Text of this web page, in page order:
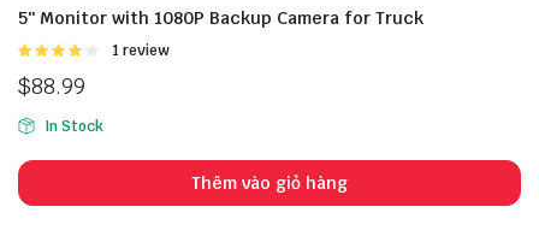
5″ Monitor with 1080P Backup Camera for Truck
Được
4.005
1 review
$88.99
In Stock
Thêm vào giỏ hàng